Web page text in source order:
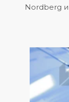
Nordberg